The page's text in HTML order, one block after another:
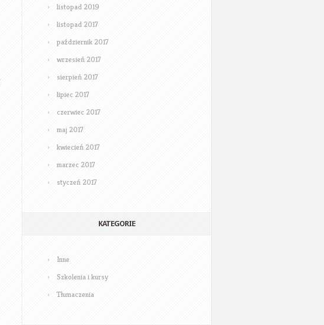
listopad 2019
listopad 2017
październik 2017
wrzesień 2017
sierpień 2017
lipiec 2017
czerwiec 2017
maj 2017
kwiecień 2017
marzec 2017
styczeń 2017
KATEGORIE
Inne
Szkolenia i kursy
Tłumaczenia